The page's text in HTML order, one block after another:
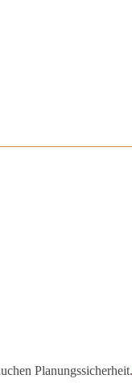
Planungssicherheit.